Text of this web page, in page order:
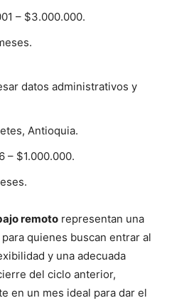
– $3.000.000.
datos administrativos y
Antioquia.
– $1.000.000.
remoto representan una
quienes buscan entrar al
y una adecuada
del ciclo anterior,
en un mes ideal para dar el